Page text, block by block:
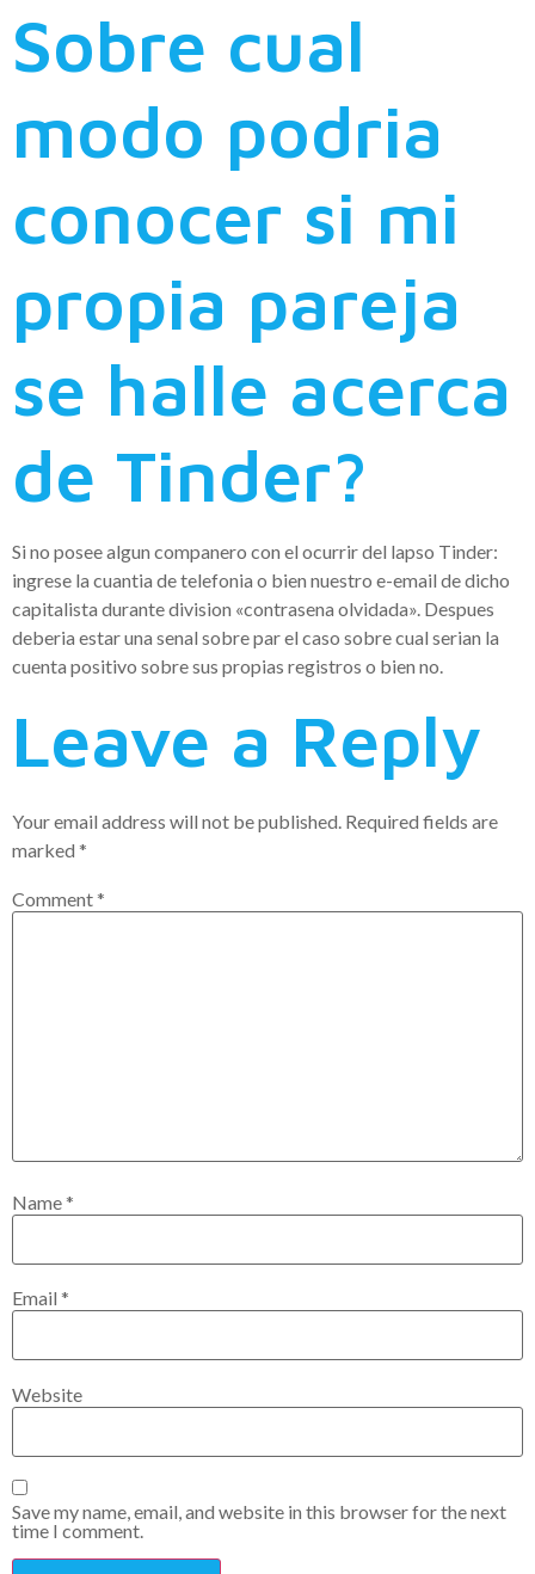
Sobre cual
modo podria
conocer si mi
propia pareja
se halle acerca
de Tinder?
Si no posee algun companero con el ocurrir del lapso Tinder:
ingrese la cuantia de telefonia o bien nuestro e-email de dicho
capitalista durante division «contrasena olvidada». Despues
deberia estar una senal sobre par el caso sobre cual serian la
cuenta positivo sobre sus propias registros o bien no.
Leave a Reply
Your email address will not be published. Required fields are
marked *
Comment*
Name*
Email *
Website
Save my name, email, and website in this browser for the next
time I comment.